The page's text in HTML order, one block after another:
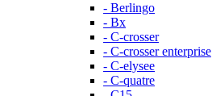
- Berlingo
- Bx
- C-crosser
- C-crosser enterprise
- C-elysee
- C-quatre